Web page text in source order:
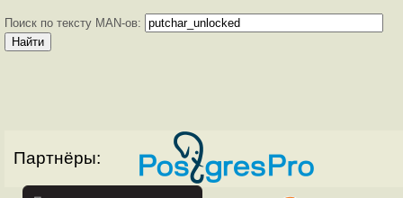
Поиск по тексту MAN-ов:
Партнёры: